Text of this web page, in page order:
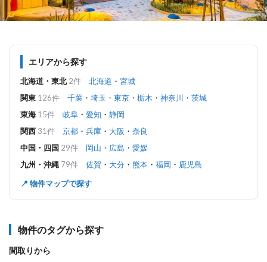
エリアから探す
北海道・東北 2件 北海道 ・ 宮城
関東 126件 千葉 ・ 埼玉 ・ 東京 ・ 栃木 ・ 神奈川 ・ 茨城
東海 15件 岐阜 ・ 愛知 ・ 静岡
関西 31件 京都 ・ 兵庫 ・ 大阪 ・ 奈良
中国・四国 29件 岡山 ・ 広島 ・ 愛媛
九州・沖縄 79件 佐賀 ・ 大分 ・ 熊本 ・ 福岡 ・ 鹿児島
📍 物件マップで探す
物件のタグから探す
間取りから